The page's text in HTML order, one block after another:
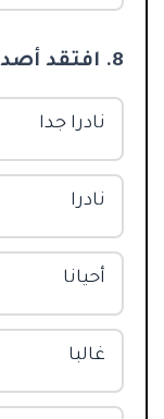
8. افتقد أصدقائي عند غيابهم.
نادرا جدا
نادرا
أحيانا
غالبا